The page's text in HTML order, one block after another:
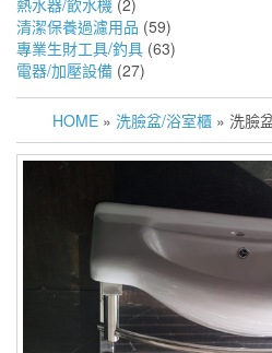
熱水器/飲水機 (2)
清潔保養過濾用品 (59)
專業生財工具/釣具 (63)
電器/加壓設備 (27)
HOME » 洗臉盆/浴室櫃 » 洗臉